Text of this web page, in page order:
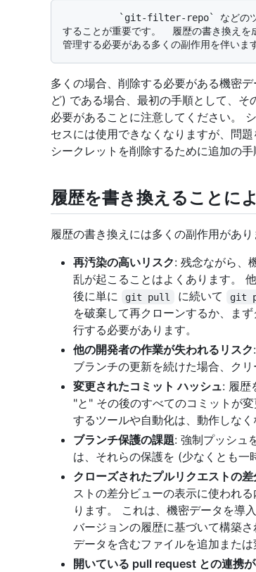
することが重要です。  履歴の書き換えを
多くの場合、削除する必要がある機密
ど) である場合、最初の手順として、
必要があることに注意してください。
セスには使用できなくなりますが、問
シークレットを削除するために追加の
履歴を書き換えることに
履歴の書き換えには多くの副作用があり
再汚染の高いリスク: 残念ながら、
乱が起こることはよくあります。
後に単に
git pull に続いて git
を破棄して再クローンするか、ま
行する必要があります。
他の開発者の作業が失われるリスク
ブランチの更新を続けた場合、ク
変更されたコミット ハッシュ: 履歴
"と" その後のすべてのコミットが
するツールや自動化は、動作しな
ブランチ保護の課題: 強制プッシュ
は、それらの保護を (少なくとも一
クローズされたプルリクエストの
ストの差分ビューの表示に使われ
ります。 これは、機密データを導
バージョンの履歴に基づいて構築
データを含むファイルを追加また
開いている pull request との連携